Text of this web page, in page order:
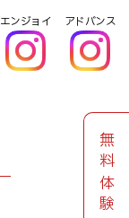
エンジョイ アドバンス
無料体験